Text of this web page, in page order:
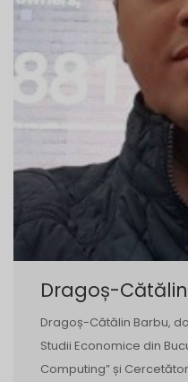
Dragoș-
Dragoș-Cătălin Barbu,
Studii Economice din
Computing” și